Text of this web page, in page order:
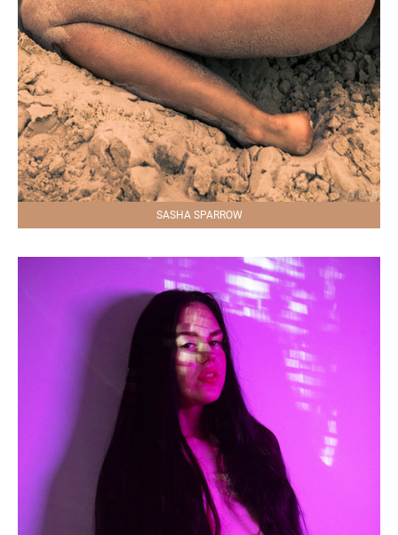
SASHA SPARROW